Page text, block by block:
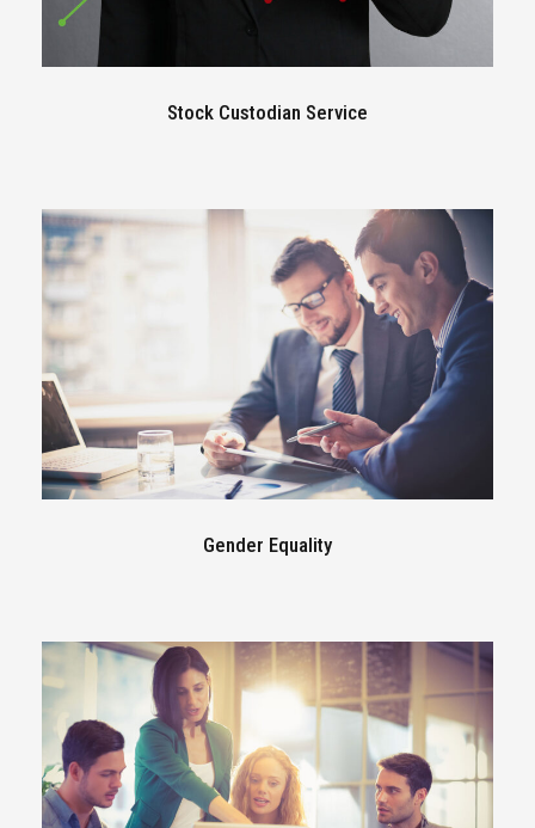
Stock Custodian Service
Gender Equality